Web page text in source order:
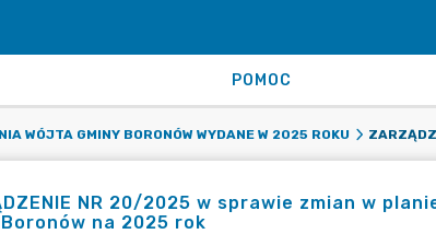
POMOC
WÓJTA GMINY BORONÓW WYDANE W 2025 ROKU
NR 20/2025 w sprawie zmian w
Boronów na 2025 rok